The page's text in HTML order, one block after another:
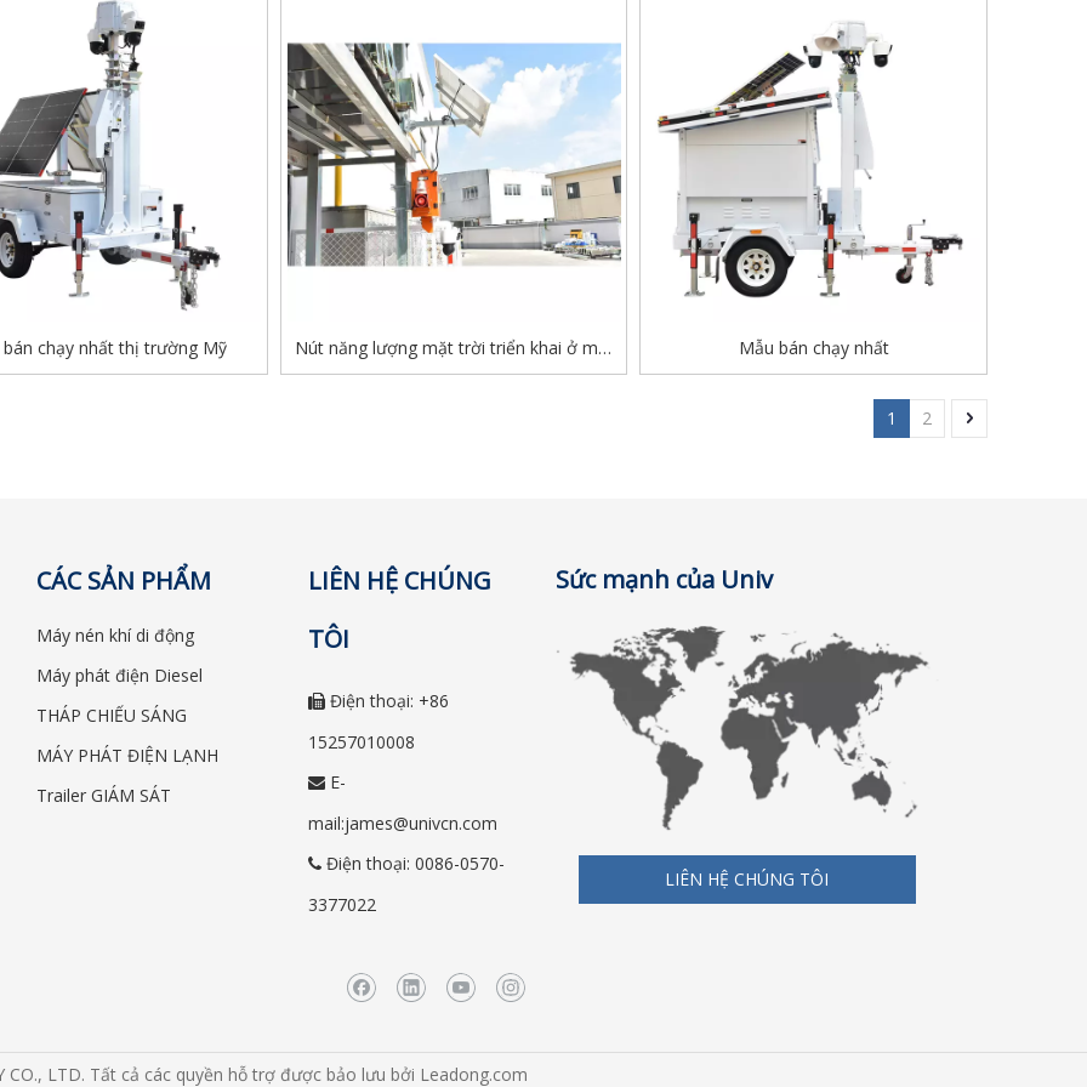
bán chạy nhất thị trường Mỹ
Nút năng lượng mặt trời triển khai ở mọi
nơi
Mẫu bán chạy nhất
1 2
CÁC SẢN PHẨM
Máy nén khí di động
Máy phát điện Diesel
THÁP CHIẾU SÁNG
MÁY PHÁT ĐIỆN LẠNH
Trailer GIÁM SÁT
LIÊN HỆ CHÚNG
TÔI
 Điện thoại: +86
15257010008
 E-
mail:james@univcn.com
 Điện thoại: 0086-0570-
3377022
Sức mạnh của Univ
LIÊN HỆ CHÚNG TÔI
CO., LTD. Tất cả các quyền hỗ trợ được bảo lưu bởi Leadong.com